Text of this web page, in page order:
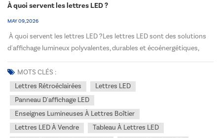
À quoi servent les lettres LED ?
MAY 09, 2026
À quoi servent les lettres LED ?Les lettres LED sont des solutions
d'affichage lumineux polyvalentes, durables et écoénergétiques,
largement utilisées dans les espaces commerciaux, industriels et
architecturaux aux États-Unis et au Canada. En tant que fabricant
certifié UL/cUL avec près de 20 ans d...
MOTS CLÉS :
Lettres Rétroéclairées
Lettres LED
Panneau D'affichage LED
Enseignes Lumineuses À Lettres Boîtier
Lettres LED À Vendre
Tableau À Lettres LED